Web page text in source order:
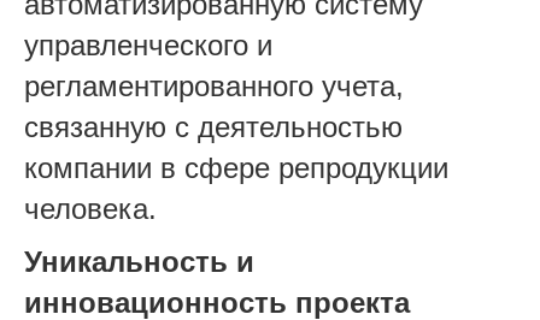
управленческого и
регламентированного учета,
связанную с деятельностью
компании в сфере репродукции
человека.
Уникальность и
инновационность проекта